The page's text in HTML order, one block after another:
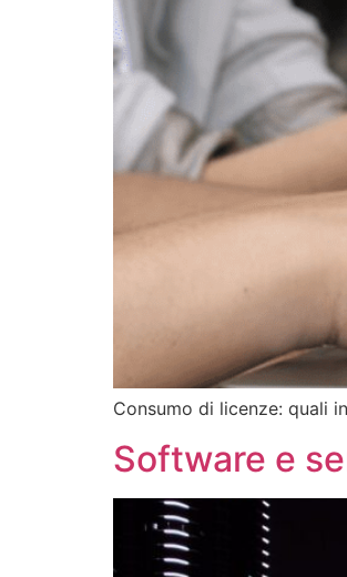
Consumo di licenze: quali
Software e